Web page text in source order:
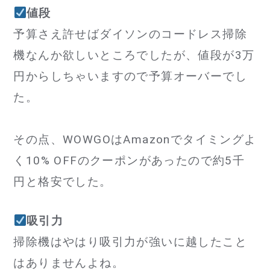
値段
予算さえ許せばダイソンのコードレス掃除
機なんか欲しいところでしたが、値段が3万
円からしちゃいますので予算オーバーでし
た。
その点、WOWGOはAmazonでタイミングよ
く10% OFFのクーポンがあったので約5千
円と格安でした。
吸引力
掃除機はやはり吸引力が強いに越したこと
はありませんよね。